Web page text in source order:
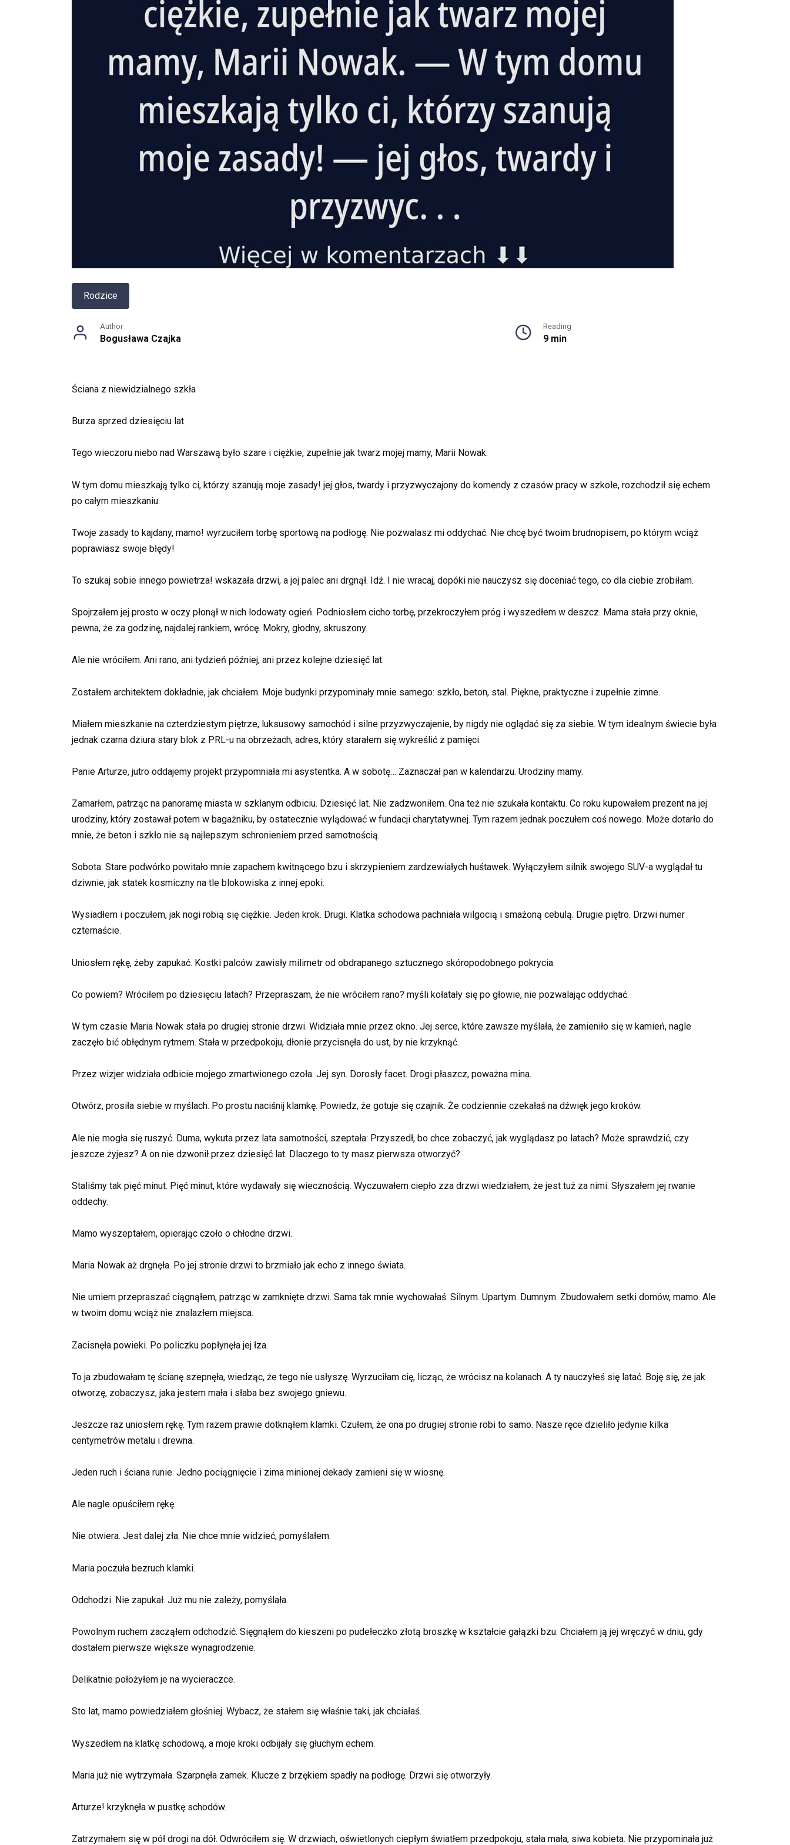
Rodzice
Author
Bogusława Czajka
Reading
9 min
Ściana z niewidzialnego szkła
Burza sprzed dziesięciu lat
Tego wieczoru niebo nad Warszawą było szare i ciężkie, zupełnie jak twarz mojej mamy, Marii Nowak.
W tym domu mieszkają tylko ci, którzy szanują moje zasady! jej głos, twardy i przyzwyczajony do komendy z czasów pracy w szkole, rozchodził się echem
po całym mieszkaniu.
Twoje zasady to kajdany, mamo! wyrzuciłem torbę sportową na podłogę. Nie pozwalasz mi oddychać. Nie chcę być twoim brudnopisem, po którym wciąż
poprawiasz swoje błędy!
To szukaj sobie innego powietrza! wskazała drzwi, a jej palec ani drgnął. Idź. I nie wracaj, dopóki nie nauczysz się doceniać tego, co dla ciebie zrobiłam.
Spojrzałem jej prosto w oczy płonął w nich lodowaty ogień. Podniosłem cicho torbę, przekroczyłem próg i wyszedłem w deszcz. Mama stała przy oknie,
pewna, że za godzinę, najdalej rankiem, wrócę. Mokry, głodny, skruszony.
Ale nie wróciłem. Ani rano, ani tydzień później, ani przez kolejne dziesięć lat.
Zostałem architektem dokładnie, jak chciałem. Moje budynki przypominały mnie samego: szkło, beton, stal. Piękne, praktyczne i zupełnie zimne.
Miałem mieszkanie na czterdziestym piętrze, luksusowy samochód i silne przyzwyczajenie, by nigdy nie oglądać się za siebie. W tym idealnym świecie była
jednak czarna dziura stary blok z PRL-u na obrzeżach, adres, który starałem się wykreślić z pamięci.
Panie Arturze, jutro oddajemy projekt przypomniała mi asystentka. A w sobotę… Zaznaczał pan w kalendarzu. Urodziny mamy.
Zamarłem, patrząc na panoramę miasta w szklanym odbiciu. Dziesięć lat. Nie zadzwoniłem. Ona też nie szukała kontaktu. Co roku kupowałem prezent na jej
urodziny, który zostawał potem w bagażniku, by ostatecznie wylądować w fundacji charytatywnej. Tym razem jednak poczułem coś nowego. Może dotarło do
mnie, że beton i szkło nie są najlepszym schronieniem przed samotnością.
Sobota. Stare podwórko powitało mnie zapachem kwitnącego bzu i skrzypieniem zardzewiałych huśtawek. Wyłączyłem silnik swojego SUV-a wyglądał tu
dziwnie, jak statek kosmiczny na tle blokowiska z innej epoki.
Wysiadłem i poczułem, jak nogi robią się ciężkie. Jeden krok. Drugi. Klatka schodowa pachniała wilgocią i smażoną cebulą. Drugie piętro. Drzwi numer
czternaście.
Uniosłem rękę, żeby zapukać. Kostki palców zawisły milimetr od obdrapanego sztucznego skóropodobnego pokrycia.
Co powiem? Wróciłem po dziesięciu latach? Przepraszam, że nie wróciłem rano? myśli kołatały się po głowie, nie pozwalając oddychać.
W tym czasie Maria Nowak stała po drugiej stronie drzwi. Widziała mnie przez okno. Jej serce, które zawsze myślała, że zamieniło się w kamień, nagle
zaczęło bić obłędnym rytmem. Stała w przedpokoju, dłonie przycisnęła do ust, by nie krzyknąć.
Przez wizjer widziała odbicie mojego zmartwionego czoła. Jej syn. Dorosły facet. Drogi płaszcz, poważna mina.
Otwórz, prosiła siebie w myślach. Po prostu naciśnij klamkę. Powiedz, że gotuje się czajnik. Że codziennie czekałaś na dźwięk jego kroków.
Ale nie mogła się ruszyć. Duma, wykuta przez lata samotności, szeptała: Przyszedł, bo chce zobaczyć, jak wyglądasz po latach? Może sprawdzić, czy
jeszcze żyjesz? A on nie dzwonił przez dziesięć lat. Dlaczego to ty masz pierwsza otworzyć?
Staliśmy tak pięć minut. Pięć minut, które wydawały się wiecznością. Wyczuwałem ciepło zza drzwi wiedziałem, że jest tuż za nimi. Słyszałem jej rwanie
oddechy.
Mamo wyszeptałem, opierając czoło o chłodne drzwi.
Maria Nowak aż drgnęła. Po jej stronie drzwi to brzmiało jak echo z innego świata.
Nie umiem przepraszać ciągnąłem, patrząc w zamknięte drzwi. Sama tak mnie wychowałaś. Silnym. Upartym. Dumnym. Zbudowałem setki domów, mamo. Ale
w twoim domu wciąż nie znalazłem miejsca.
Zacisnęła powieki. Po policzku popłynęła jej łza.
To ja zbudowałam tę ścianę szepnęła, wiedząc, że tego nie usłyszę. Wyrzuciłam cię, licząc, że wrócisz na kolanach. A ty nauczyłeś się latać. Boję się, że jak
otworzę, zobaczysz, jaka jestem mała i słaba bez swojego gniewu.
Jeszcze raz uniosłem rękę. Tym razem prawie dotknąłem klamki. Czułem, że ona po drugiej stronie robi to samo. Nasze ręce dzieliło jedynie kilka
centymetrów metalu i drewna.
Jeden ruch i ściana runie. Jedno pociągnięcie i zima minionej dekady zamieni się w wiosnę.
Ale nagle opuściłem rękę.
Nie otwiera. Jest dalej zła. Nie chce mnie widzieć, pomyślałem.
Maria poczuła bezruch klamki.
Odchodzi. Nie zapukał. Już mu nie zależy, pomyślała.
Powolnym ruchem zacząłem odchodzić. Sięgnąłem do kieszeni po pudełeczko złotą broszkę w kształcie gałązki bzu. Chciałem ją jej wręczyć w dniu, gdy
dostałem pierwsze większe wynagrodzenie.
Delikatnie położyłem je na wycieraczce.
Sto lat, mamo powiedziałem głośniej. Wybacz, że stałem się właśnie taki, jak chciałaś.
Wyszedłem na klatkę schodową, a moje kroki odbijały się głuchym echem.
Maria już nie wytrzymała. Szarpnęła zamek. Klucze z brzękiem spadły na podłogę. Drzwi się otworzyły.
Arturze! krzyknęła w pustkę schodów.
Zatrzymałem się w pół drogi na dół. Odwróciłem się. W drzwiach, oświetlonych ciepłym światłem przedpokoju, stała mała, siwa kobieta. Nie przypominała już